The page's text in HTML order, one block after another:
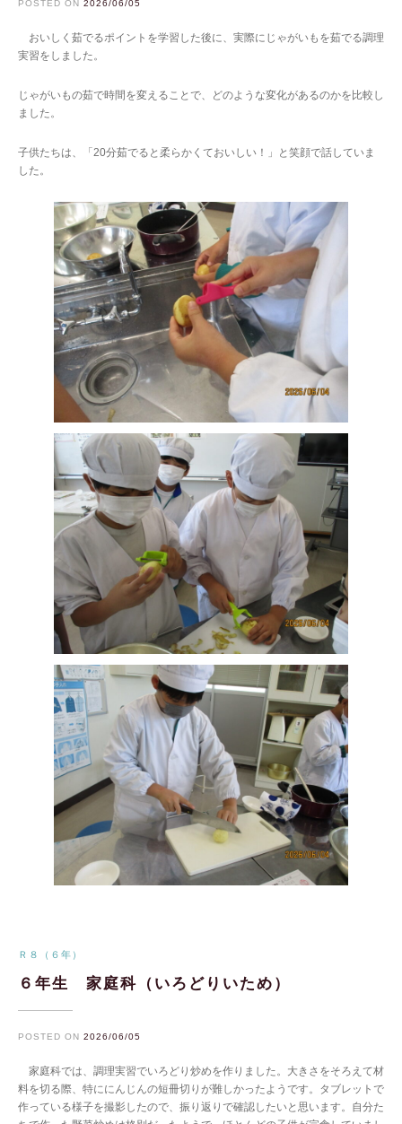
POSTED ON 2026/06/05
おいしく茹でるポイントを学習した後に、実際にじゃがいもを茹でる調理
実習をしました。
じゃがいもの茹で時間を変えることで、どのような変化があるのかを比較し
ました。
子供たちは、「20分茹でると柔らかくておいしい！」と笑顔で話していま
した。
Ｒ８（６年）
６年生 家庭科（いろどりいため）
POSTED ON 2026/06/05
家庭科では、調理実習でいろどり炒めを作りました。大きさをそろえて材
料を切る際、特ににんじんの短冊切りが難しかったようです。タブレットで
作っている様子を撮影したので、振り返りで確認したいと思います。自分た